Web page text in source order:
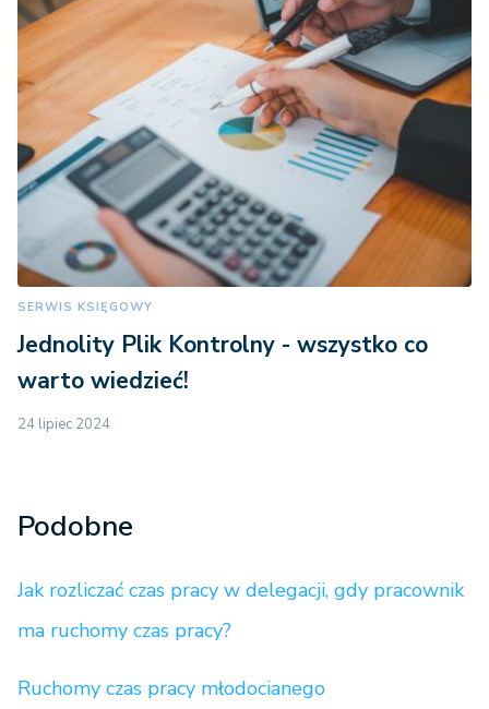
SERWIS KSIĘGOWY
Jednolity Plik Kontrolny - wszystko co
warto wiedzieć!
24 lipiec 2024
Podobne
Jak rozliczać czas pracy w delegacji, gdy pracownik
ma ruchomy czas pracy?
Ruchomy czas pracy młodocianego